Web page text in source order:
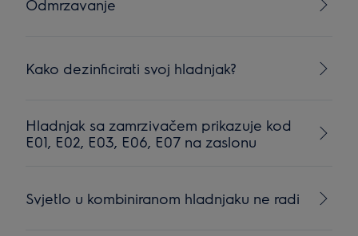
Odmrzavanje
Kako dezinficirati svoj hladnjak?
Hladnjak sa zamrzivačem prikazuje kod
E01, E02, E03, E06, E07 na zaslonu
Svjetlo u kombiniranom hladnjaku ne radi